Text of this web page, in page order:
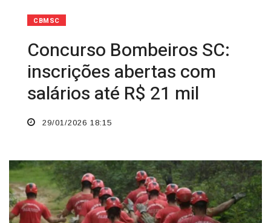
CBMSC
Concurso Bombeiros SC:
inscrições abertas com
salários até R$ 21 mil
29/01/2026 18:15